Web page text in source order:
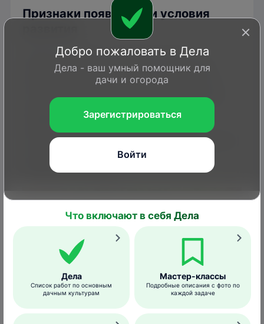
Признаки появления и условия
Первый признак, который укажет на
появление морковной тли, – усыхание
ботвы. Листья моркови скручиваются и
желтеют, покрываются липким налетом
(медвяная роса). На них можно
обнаружить скопления насекомых и
линочных шкурок. Возле грядок постоянно
снуют муравьи, которых привлекает
медвяная роса тли.
Добро пожаловать в Дела
Дела - ваш умный помощник для
дачи и огорода
Зарегистрироваться
Войти
Что включают в себя Дела
Дела
Список работ по основным
дачным культурам
Мастер-классы
Подробные описания с фото по
каждой задаче